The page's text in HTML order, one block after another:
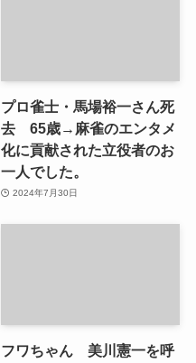
プロ雀士・馬場裕一さん死
去 65歳→麻雀のエンタメ
化に貢献された立役者のお
一人でした。
2024年7月30日
フワちゃん 美川憲一を呼